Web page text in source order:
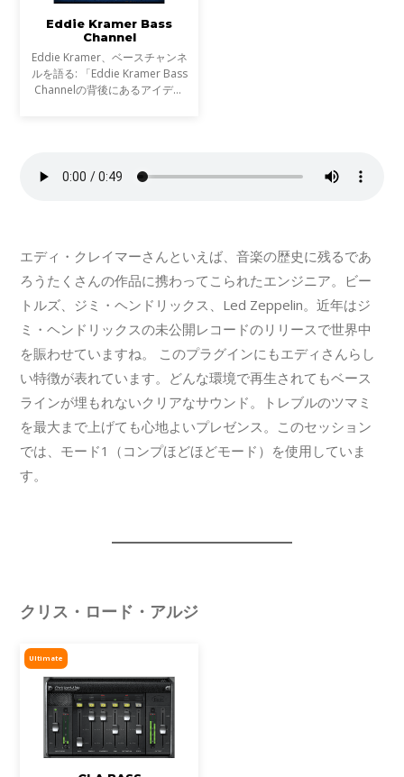
Eddie Kramer Bass
Channel
Eddie Kramer、ベースチャンネ
ルを語る: 「Eddie Kramer Bass
Channelの背後にあるアイデア
エディ・クレイマーさんといえば、音楽の歴史に残るであ
ろうたくさんの作品に携わってこられたエンジニア。ビー
トルズ、ジミ・ヘンドリックス、Led Zeppelin。近年はジ
ミ・ヘンドリックスの未公開レコードのリリースで世界中
を賑わせていますね。 このプラグインにもエディさんらし
い特徴が表れています。どんな環境で再生されてもベース
ラインが埋もれないクリアなサウンド。トレブルのツマミ
を最大まで上げても心地よいプレゼンス。このセッション
では、モード1（コンプほどほどモード）を使用していま
す。
クリス・ロード・アルジ
Ultimate